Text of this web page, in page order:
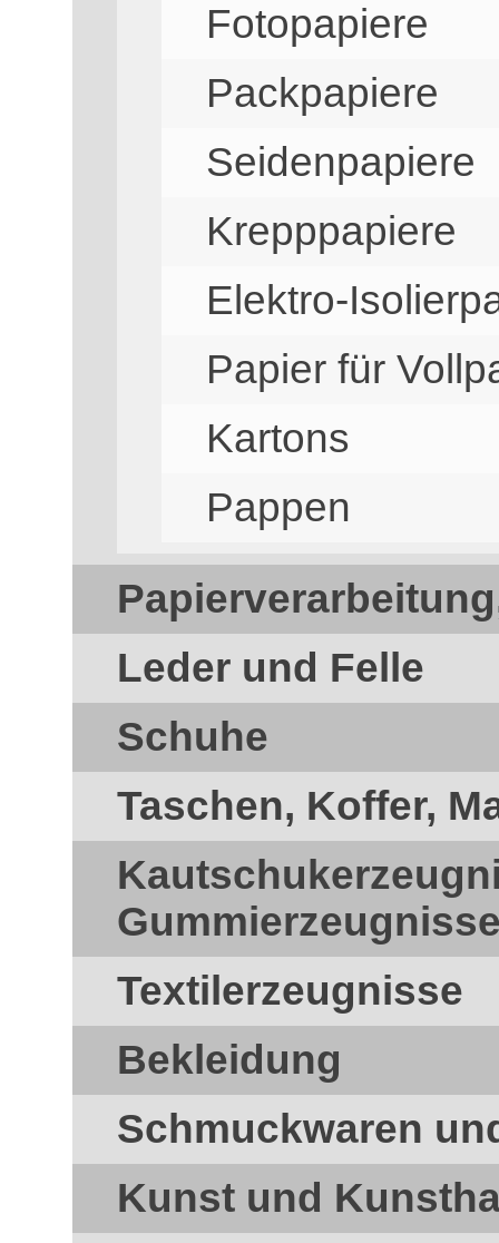
Fotopapiere
Packpapiere
Seidenpapiere
Krepppapiere
Elektro-
Papier für
Kartons
Pappen
Leder und Felle
Schuhe
Taschen, Koffer,
Textilerzeugnisse
Bekleidung
Schmuckwaren
Kunst und